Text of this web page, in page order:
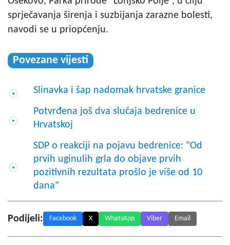
sprječavanja širenja i suzbijanja zarazne bolesti,
navodi se u priopćenju.
Povezane vijesti
Slinavka i šap nadomak hrvatske granice
Potvrđena još dva slučaja bedrenice u
Hrvatskoj
SDP o reakciji na pojavu bedrenice: "Od
prvih uginulih grla do objave prvih
pozitivnih rezultata prošlo je više od 10
dana"
Podijeli: Facebook X WhatsApp Viber Email